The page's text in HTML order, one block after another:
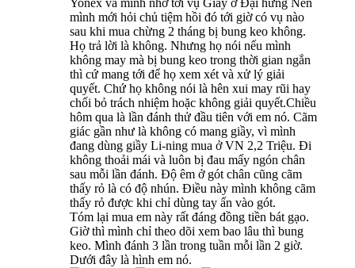
Yonex và mình nhớ tới vụ Giày ở Đại hưng Nên
mình mới hỏi chủ tiệm hồi đó tới giờ có vụ nào
sau khi mua chừng 2 tháng bị bung keo không.
Họ trả lời là không. Nhưng họ nói nếu mình
không may mà bị bung keo trong thời gian ngắn
thì cứ mang tới để họ xem xét và xử lý giải
quyết. Chứ họ không nói là hên xui may rũi hay
chối bỏ trách nhiệm hoặc không giải quyết.Chiều
hôm qua là lần đánh thử đầu tiên với em nó. Cãm
giác gần như là không có mang giầy, vì mình
đang dùng giầy Li-ning mua ở VN 2,2 Triệu. Đi
không thoải mái và luôn bị đau mấy ngón chân
sau mỗi lần đánh. Độ êm ở gót chân cũng cãm
thấy rỏ là có độ nhún. Điều này mình không cãm
thấy rỏ được khi chỉ dùng tay ấn vào gót.
Tóm lại mua em này rất đáng đồng tiền bát gạo.
Giờ thì mình chỉ theo dõi xem bao lâu thì bung
keo. Mình đánh 3 lần trong tuần mỗi lần 2 giờ.
Dưới đây là hình em nó.